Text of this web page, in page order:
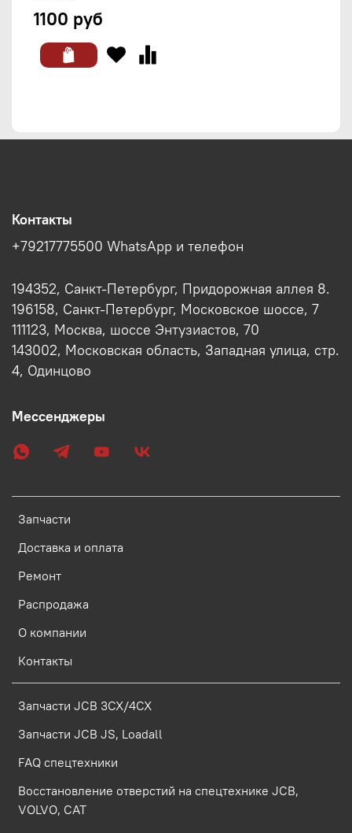
1100 руб
Запчасти
Доставка и оплата
Ремонт
Распродажа
О компании
Контакты
Запчасти JCB 3CX/4CX
Запчасти JCB JS, Loadall
FAQ спецтехники
Восстановление отверстий на спецтехнике JCB,
VOLVO, CAT
Контакты
+79217775500 WhatsApp и телефон
194352, Санкт-Петербург, Придорожная аллея 8.
196158, Санкт-Петербург, Московское шоссе, 7
111123, Москва, шоссе Энтузиастов, 70
143002, Московская область, Западная улица, стр.
4, Одинцово
Мессенджеры